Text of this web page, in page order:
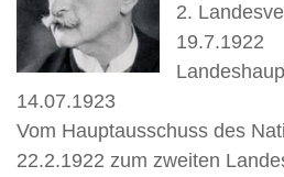
2.
19.7.1922
14.07.1923
Vom Hauptausschuss des
22.2.1922 zum zweiten